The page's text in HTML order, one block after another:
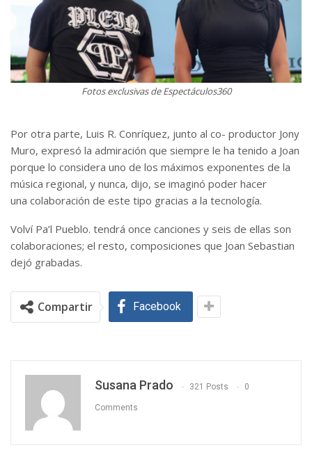
Fotos exclusivas de Espectáculos360
Por otra parte, Luis R. Conríquez, junto al co- productor Jony
Muro, expresó la admiración que siempre le ha tenido a Joan
porque lo considera uno de los máximos exponentes de la
música regional, y nunca, dijo, se imaginó poder hacer
una colaboración de este tipo gracias a la tecnología.
Volví Pa’l Pueblo. tendrá once canciones y seis de ellas son
colaboraciones; el resto, composiciones que Joan Sebastian
dejó grabadas.
Compartir Facebook
Susana Prado 321 Posts 0
Comments